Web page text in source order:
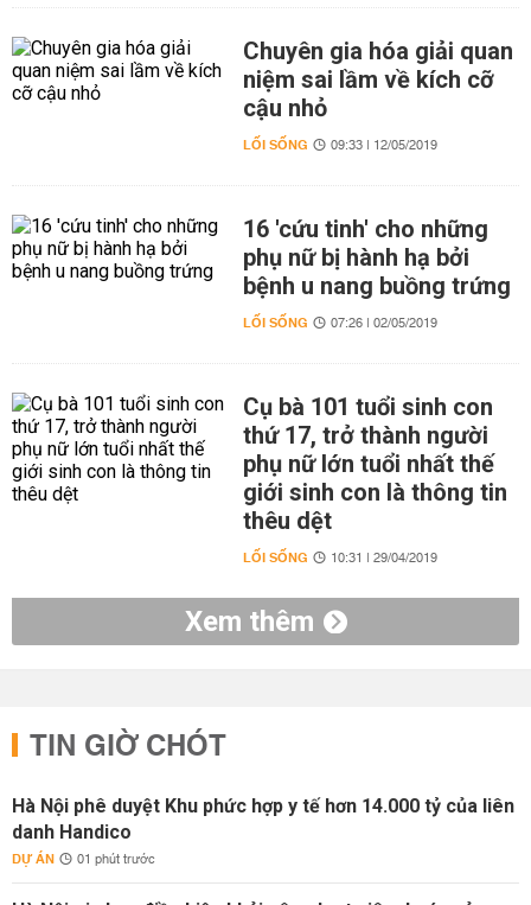
Chuyên gia hóa giải quan
niệm sai lầm về kích cỡ
cậu nhỏ
LỐI SỐNG 09:33 | 12/05/2019
16 'cứu tinh' cho những
phụ nữ bị hành hạ bởi
bệnh u nang buồng trứng
LỐI SỐNG 07:26 | 02/05/2019
Cụ bà 101 tuổi sinh con
thứ 17, trở thành người
phụ nữ lớn tuổi nhất thế
giới sinh con là thông tin
thêu dệt
LỐI SỐNG 10:31 | 29/04/2019
Xem thêm
TIN GIỜ CHÓT
Hà Nội phê duyệt Khu phức hợp y tế hơn 14.000 tỷ của liên
danh Handico
DỰ ÁN 01 phút trước